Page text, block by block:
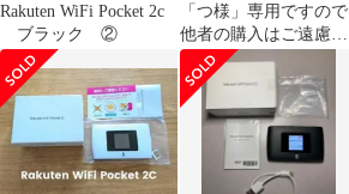
Rakuten WiFi Pocket 2c
ブラック ②
「つ様」専用ですので
他者の購入はご遠慮願
います。